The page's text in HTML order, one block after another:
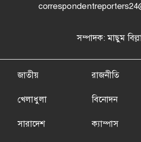
সম্পাদক: মাছুম
জাতীয় রাজনীতি
খেলাধুলা বিনোদন
সারাদেশ ক্যাম্পাস